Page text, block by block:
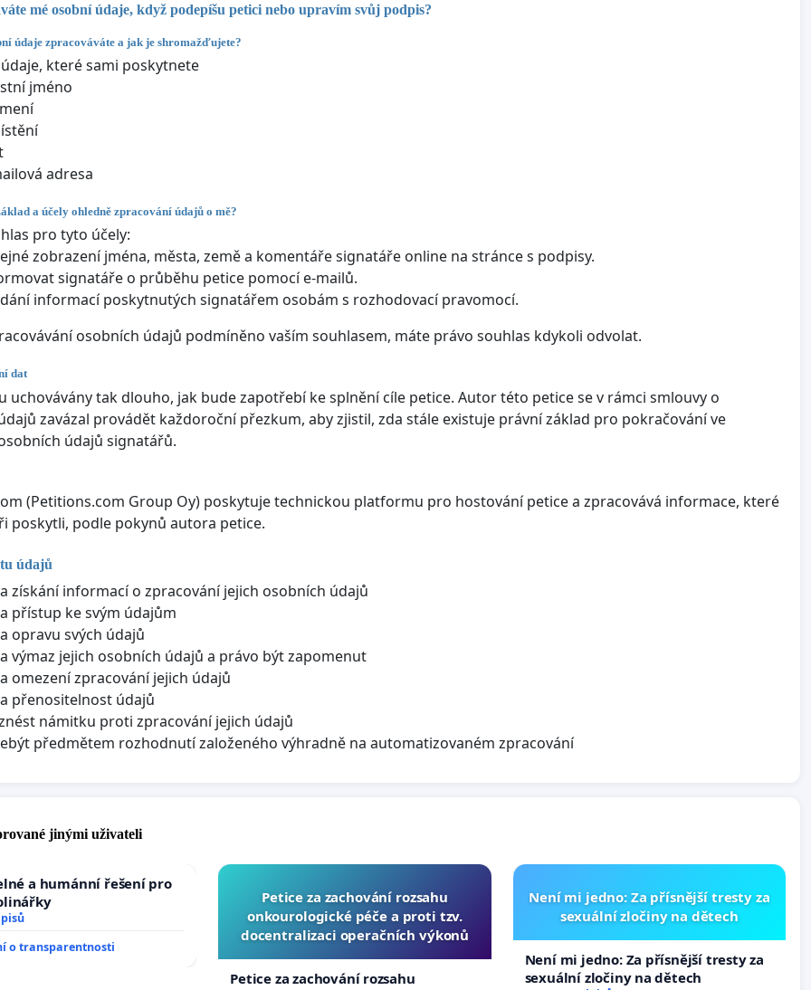
mé osobní údaje, když podepíšu petici nebo upravím svůj podpis?
údaje zpracováváte a jak je shromažďujete?
které sami poskytnete
jméno
adresa
a účely ohledně zpracování údajů o mě?
pro tyto účely:
zobrazení jména, města, země a komentáře signatáře online na stránce s podpisy.
signatáře o průběhu petice pomocí e-mailů.
informací poskytnutých signatářem osobám s rozhodovací pravomocí.
osobních údajů podmíněno vaším souhlasem, máte právo souhlas kdykoli odvolat.
dat
uchovávány tak dlouho, jak bude zapotřebí ke splnění cíle petice. Autor této petice se v rámci smlouvy o
zavázal provádět každoroční přezkum, aby zjistil, zda stále existuje právní základ pro pokračování ve
údajů signatářů.
(Petitions.com Group Oy) poskytuje technickou platformu pro hostování petice a zpracovává informace, které
poskytli, podle pokynů autora petice.
údajů
získání informací o zpracování jejich osobních údajů
přístup ke svým údajům
opravu svých údajů
výmaz jejich osobních údajů a právo být zapomenut
omezení zpracování jejich údajů
přenositelnost údajů
námitku proti zpracování jejich údajů
předmětem rozhodnutí založeného výhradně na automatizovaném zpracování
jinými uživateli
a humánní řešení pro
o transparentnosti
Petice za zachování rozsahu
onkourologické péče a proti tzv.
docentralizaci operačních výkonů
Petice za zachování rozsahu
Není mi jedno: Za přísnější tresty za
sexuální zločiny na dětech
Není mi jedno: Za přísnější tresty za
sexuální zločiny na dětech